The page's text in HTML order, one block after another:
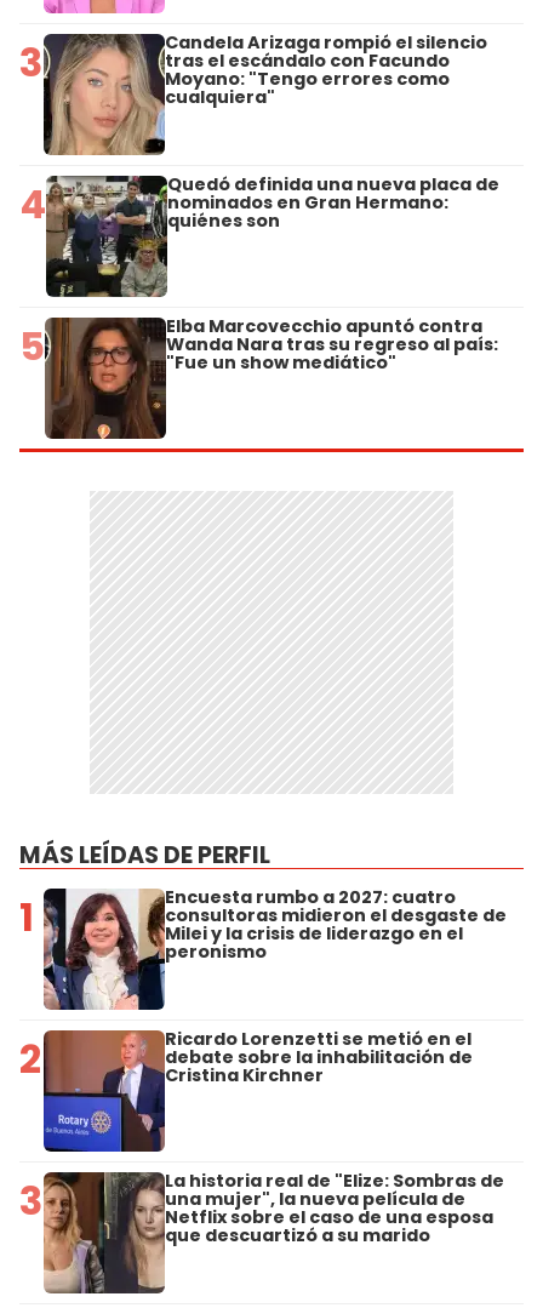
3 Candela Arizaga rompió el silencio
tras el escándalo con Facundo
Moyano: "Tengo errores como
cualquiera"
4 Quedó definida una nueva placa de
nominados en Gran Hermano:
quiénes son
5 Elba Marcovecchio apuntó contra
Wanda Nara tras su regreso al país:
"Fue un show mediático"
MÁS LEÍDAS DE PERFIL
1 Encuesta rumbo a 2027: cuatro
consultoras midieron el desgaste de
Milei y la crisis de liderazgo en el
peronismo
2 Ricardo Lorenzetti se metió en el
debate sobre la inhabilitación de
Cristina Kirchner
3 La historia real de "Elize: Sombras de
una mujer", la nueva película de
Netflix sobre el caso de una esposa
que descuartizó a su marido